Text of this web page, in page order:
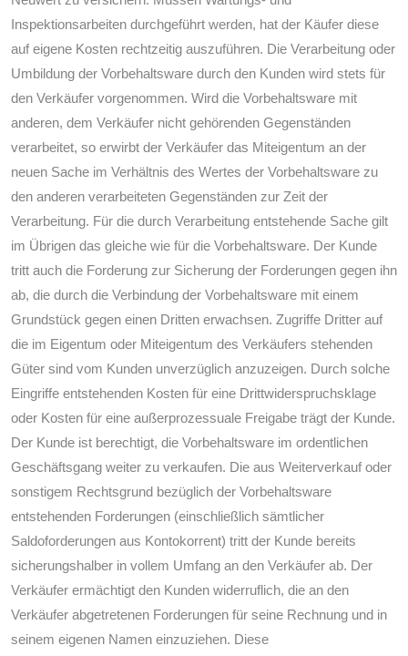
Inspektionsarbeiten durchgeführt werden, hat der Käufer diese
auf eigene Kosten rechtzeitig auszuführen. Die Verarbeitung oder
Umbildung der Vorbehaltsware durch den Kunden wird stets für
den Verkäufer vorgenommen. Wird die Vorbehaltsware mit
anderen, dem Verkäufer nicht gehörenden Gegenständen
verarbeitet, so erwirbt der Verkäufer das Miteigentum an der
neuen Sache im Verhältnis des Wertes der Vorbehaltsware zu
den anderen verarbeiteten Gegenständen zur Zeit der
Verarbeitung. Für die durch Verarbeitung entstehende Sache gilt
im Übrigen das gleiche wie für die Vorbehaltsware. Der Kunde
tritt auch die Forderung zur Sicherung der Forderungen gegen ihn
ab, die durch die Verbindung der Vorbehaltsware mit einem
Grundstück gegen einen Dritten erwachsen. Zugriffe Dritter auf
die im Eigentum oder Miteigentum des Verkäufers stehenden
Güter sind vom Kunden unverzüglich anzuzeigen. Durch solche
Eingriffe entstehenden Kosten für eine Drittwiderspruchsklage
oder Kosten für eine außerprozessuale Freigabe trägt der Kunde.
Der Kunde ist berechtigt, die Vorbehaltsware im ordentlichen
Geschäftsgang weiter zu verkaufen. Die aus Weiterverkauf oder
sonstigem Rechtsgrund bezüglich der Vorbehaltsware
entstehenden Forderungen (einschließlich sämtlicher
Saldoforderungen aus Kontokorrent) tritt der Kunde bereits
sicherungshalber in vollem Umfang an den Verkäufer ab. Der
Verkäufer ermächtigt den Kunden widerruflich, die an den
Verkäufer abgetretenen Forderungen für seine Rechnung und in
seinem eigenen Namen einzuziehen. Diese